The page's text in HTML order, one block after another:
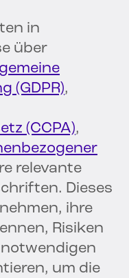
in
über
(GDPR),
(CCPA),
relevante
Dieses
ihre
Risiken
um die